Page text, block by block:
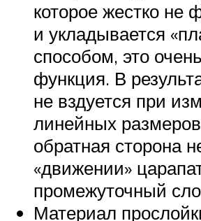
которое жестко не
и укладывается
способом, это
функция. В
не вздуется при
линейных
обратная сторона
«движении»
промежуточный
Материал